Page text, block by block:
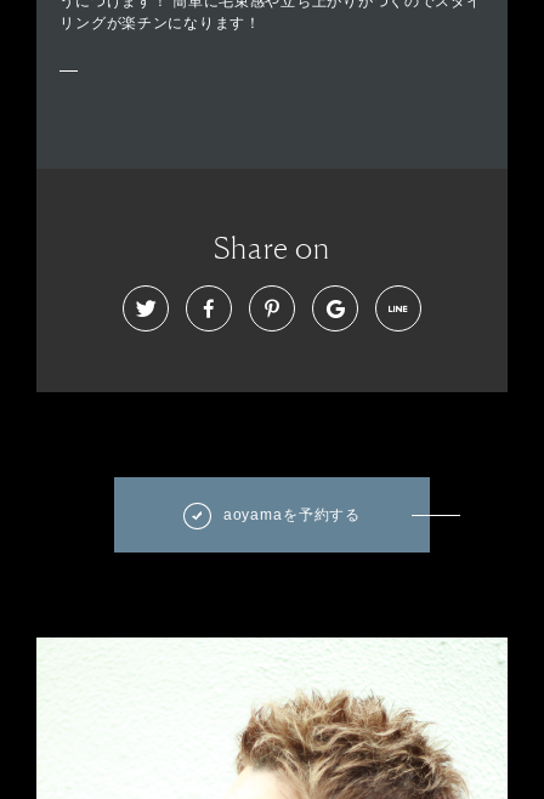
リングが楽チンになります！
Share on
aoyamaを予約する